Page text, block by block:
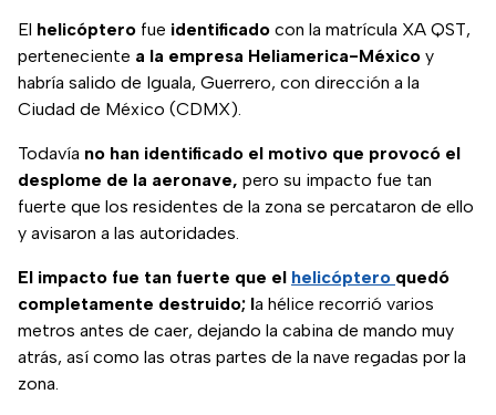
El helicóptero fue identificado con la matrícula XA QST,
perteneciente a la empresa Heliamerica-México y
habría salido de Iguala, Guerrero, con dirección a la
Ciudad de México (CDMX).
Todavía no han identificado el motivo que provocó el
desplome de la aeronave, pero su impacto fue tan
fuerte que los residentes de la zona se percataron de ello
y avisaron a las autoridades.
El impacto fue tan fuerte que el helicóptero quedó
completamente destruido; la hélice recorrió varios
metros antes de caer, dejando la cabina de mando muy
atrás, así como las otras partes de la nave regadas por la
zona.